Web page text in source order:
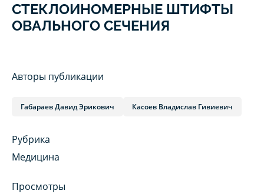
СТЕКЛОИНОМЕРНЫЕ ШТИФТЫ
ОВАЛЬНОГО СЕЧЕНИЯ
Авторы публикации
Габараев Давид Эрикович Касоев Владислав Гивиевич
Рубрика
Медицина
Просмотры